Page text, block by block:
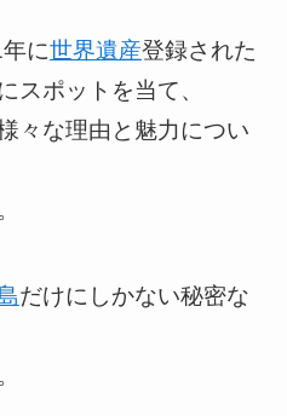
に世界遺産登録された
スポットを当て、
々な理由と魅力につい
だけにしかない秘密な